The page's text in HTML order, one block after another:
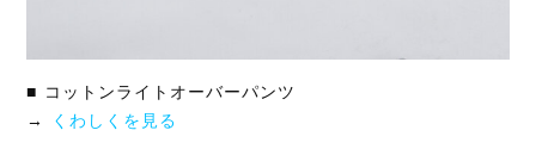
■ コットンライトオーバーパンツ
→
くわしくを見る